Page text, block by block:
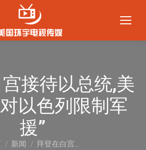
接待以总统,美
以色列限制军
援”
里：
新闻 拜登在白宫…